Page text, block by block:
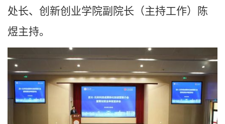
处长、创新创业学院副院长（主持工作）陈
煜主持。